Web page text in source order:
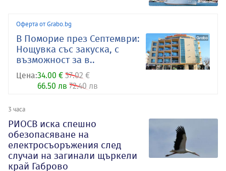
Оферта от Grabo.bg
В Поморие през Септември:
Нощувка със закуска, с
възможност за в..
Цена:34.00 € 37.02 €
66.50 лв 72.40 лв
3 часа
РИОСВ иска спешно
обезопасяване на
електросъоръжения след
случаи на загинали щъркели
край Габрово